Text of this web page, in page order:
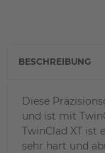
BESCHREIBUNG
Diese
und ist mit
TwinClad XT ist
sehr hart und